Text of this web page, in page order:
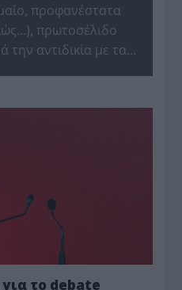
προφανέστατα
πρωτοσέλιδο
αντιδικία με τα…
το debate